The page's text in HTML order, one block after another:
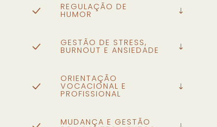
REGULAÇÃO DE
HUMOR
GESTÃO DE STRESS,
BURNOUT E ANSIEDADE
ORIENTAÇÃO
VOCACIONAL E
PROFISSIONAL
MUDANÇA E GESTÃO